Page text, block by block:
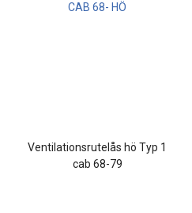
Ventilationsrutelås hö Typ 1
cab 68-79